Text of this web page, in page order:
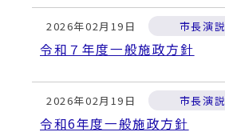
2026年02月19日 市長演説
令和７年度一般施政方針
2026年02月19日 市長演説
令和6年度一般施政方針